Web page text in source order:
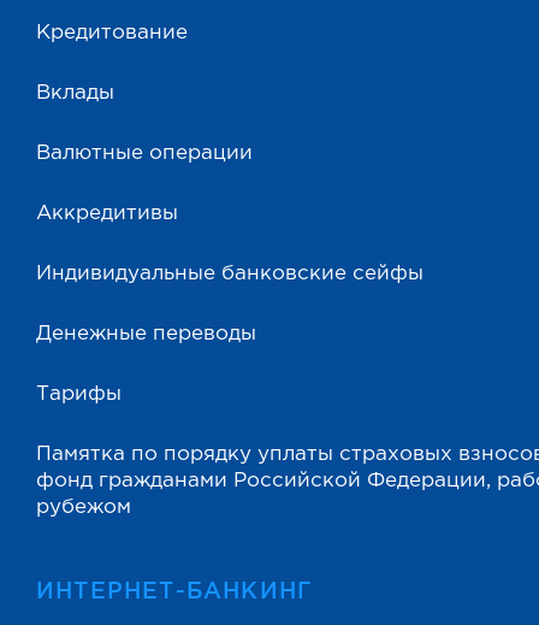
Кредитование
Вклады
Валютные операции
Аккредитивы
Индивидуальные банковские сейфы
Денежные переводы
Тарифы
Памятка по порядку уплаты страховых
фонд гражданами Российской Федерации,
рубежом
ИНТЕРНЕТ-БАНКИНГ